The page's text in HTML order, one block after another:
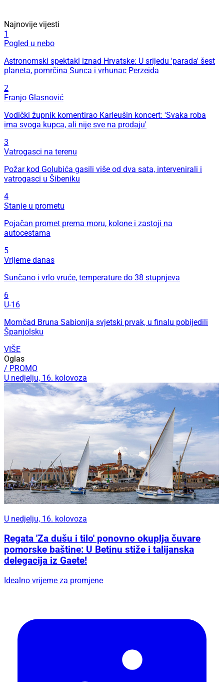
Najnovije vijesti
1
Pogled u nebo
Astronomski spektakl iznad Hrvatske: U srijedu 'parada' šest
planeta, pomrčina Sunca i vrhunac Perzeida
2
Franjo Glasnović
Vodički župnik komentirao Karleušin koncert: 'Svaka roba
ima svoga kupca, ali nije sve na prodaju'
3
Vatrogasci na terenu
Požar kod Golubića gasili više od dva sata, intervenirali i
vatrogasci u Šibeniku
4
Stanje u prometu
Pojačan promet prema moru, kolone i zastoji na
autocestama
5
Vrijeme danas
Sunčano i vrlo vruće, temperature do 38 stupnjeva
6
U-16
Momčad Bruna Sabionija svjetski prvak, u finalu pobijedili
Španjolsku
VIŠE
Oglas
/ PROMO
U nedjelju, 16. kolovoza
U nedjelju, 16. kolovoza
Regata 'Za dušu i tilo' ponovno okuplja čuvare
pomorske baštine: U Betinu stiže i talijanska
delegacija iz Gaete!
Idealno vrijeme za promjene